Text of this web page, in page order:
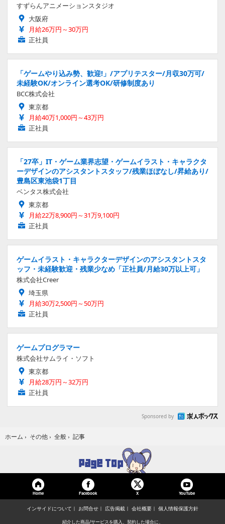
すずらんアニメーションスタジオ
大阪府
月給26万円～30万円
正社員
「ゲームやり込み勢、歓迎!」/アプリテスター/月収30万可/
未経験OK/オンライン選考OK/研修制度あり
BCC株式会社
東京都
月給40万1,000円～43万円
正社員
「27卒」IT・ゲーム業界志望・ゲームイラスト・キャラクタ
ーデザインのアシスタントスタッフ/残業ほぼなし/昇給あり/
豊島区東池袋1丁目
ベンタス株式会社
東京都
月給22万8,900円～31万9,100円
正社員
ゲームイラスト・キャラクターデザインのアシスタントスタ
ッフ・未経験歓迎・残業少なめ「正社員/月給30万以上可」
株式会社Creer
埼玉県
月給30万2,500円～50万円
正社員
ゲームプログラマー
株式会社サムライ・ソフト
東京都
月給28万円～32万円
正社員
Sponsored by
ホーム › その他 › 全般 › 記事
Home Facebook X YouTube
インサイドについて お問合せ 広告掲載 会社概要 個人情報保護方針
紹介した商品/サービスを購入、契約した場合に、